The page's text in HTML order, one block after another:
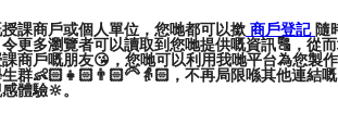
課商戶或個人單位，您哋都可以撳 商戶登記 隨
更多瀏覽者可以讀取到您哋提供嘅資訊🔠，從
商戶嘅朋友😘，您哋可以利用我哋平台為您製
群👶🏻👧🏻👨🏻‍🦳👵🏻，不再局限喺其他連結
體驗🔆。